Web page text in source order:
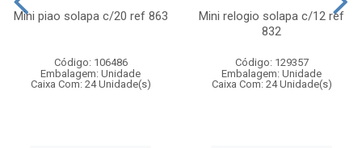
Mini piao solapa c/20 ref 863
Código: 106486
Embalagem: Unidade
Caixa Com: 24 Unidade(s)
Mini relogio solapa c/12 ref
832
Código: 129357
Embalagem: Unidade
Caixa Com: 24 Unidade(s)